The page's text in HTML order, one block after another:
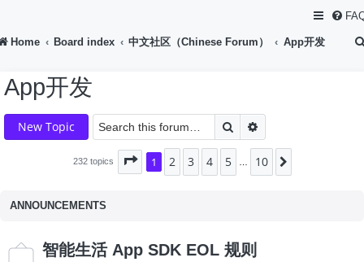
Home Board index 中文社区（Chinese Forum） App开发
App开发
New Topic Search
232 topics Page 1of10
1 2 3 4 5 10
ANNOUNCEMENTS
智能生活 App SDK EOL 规则